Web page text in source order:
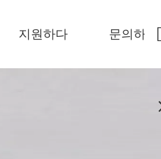
지원하다 문의하기